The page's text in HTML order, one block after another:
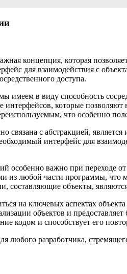
концепция, которая
для взаимодействия с
доступа.
имеем в виду способность
интерфейсов, которые
что особенно
связана с абстракцией,
интерфейс для
особенно важно при переходе
из любой части программы, что
объекты,
на ключевых аспектах
объектов и
кодом и способствует его
любого разработчика,